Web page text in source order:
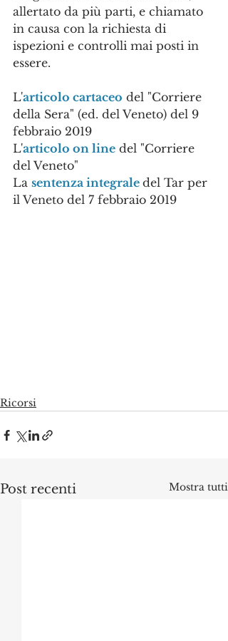
allertato da più parti, e chiamato
in causa con la richiesta di
ispezioni e controlli mai posti in
essere.
L'articolo cartaceo del "Corriere
della Sera" (ed. del Veneto) del 9
febbraio 2019
L'articolo on line del "Corriere
del Veneto"
La sentenza integrale del Tar per
il Veneto del 7 febbraio 2019
Ricorsi
Post recenti Mostra tutti